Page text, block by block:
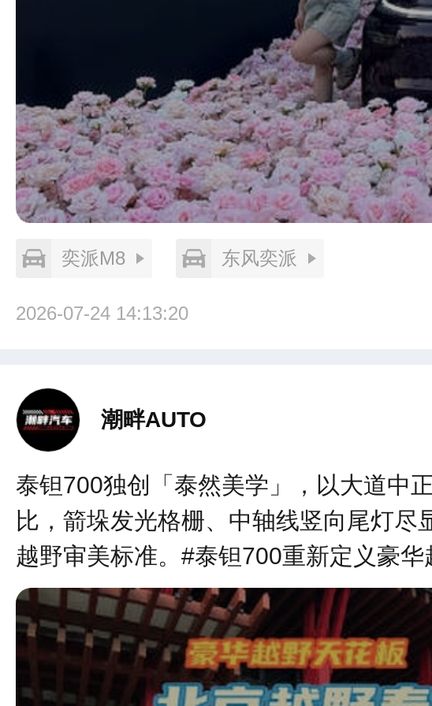
奕派M8 东风奕派
2026-07-24 14:13:20
潮畔AUTO
泰钽700独创「泰然美学」，以大道中
比，箭垛发光格栅、中轴线竖向尾灯
越野审美标准。#泰钽700重新定义豪华